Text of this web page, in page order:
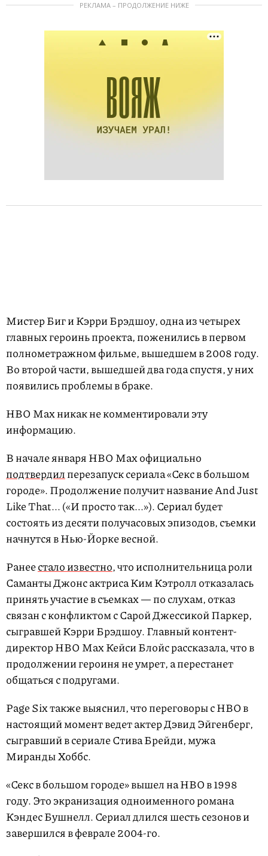
РЕКЛАМА – ПРОДОЛЖЕНИЕ НИЖЕ
Мистер Биг и Кэрри Брэдшоу, одна из четырех
главных героинь проекта, поженились в первом
полнометражном фильме, вышедшем в 2008 году.
Во второй части, вышедшей два года спустя, у них
появились проблемы в браке.
HBO Max никак не комментировали эту
информацию.
В начале января HBO Max официально
подтвердилперезапуск сериала «Секс в большом
городе». Продолжение получит название And Just
Like That... («И просто так...»). Сериал будет
состоять из десяти получасовых эпизодов, съемки
начнутся в Нью-Йорке весной.
Ранеестало известно, что исполнительница роли
Саманты Джонс актриса Ким Кэтролл отказалась
принять участие в съемках — по слухам, отказ
связан с конфликтом с Сарой Джессикой Паркер,
сыгравшей Кэрри Брэдшоу. Главный контент-
директор HBO Max Кейси Блойс рассказала, что в
продолжении героиня не умрет, а перестанет
общаться с подругами.
Page Six также выяснил, что переговоры с HBO в
настоящий момент ведет актер Дэвид Эйгенберг,
сыгравший в сериале Стива Брейди, мужа
Миранды Хоббс.
«Секс в большом городе» вышел на HBO в 1998
году. Это экранизация одноименного романа
Кэндес Бушнелл. Сериал длился шесть сезонов и
завершился в феврале 2004-го.